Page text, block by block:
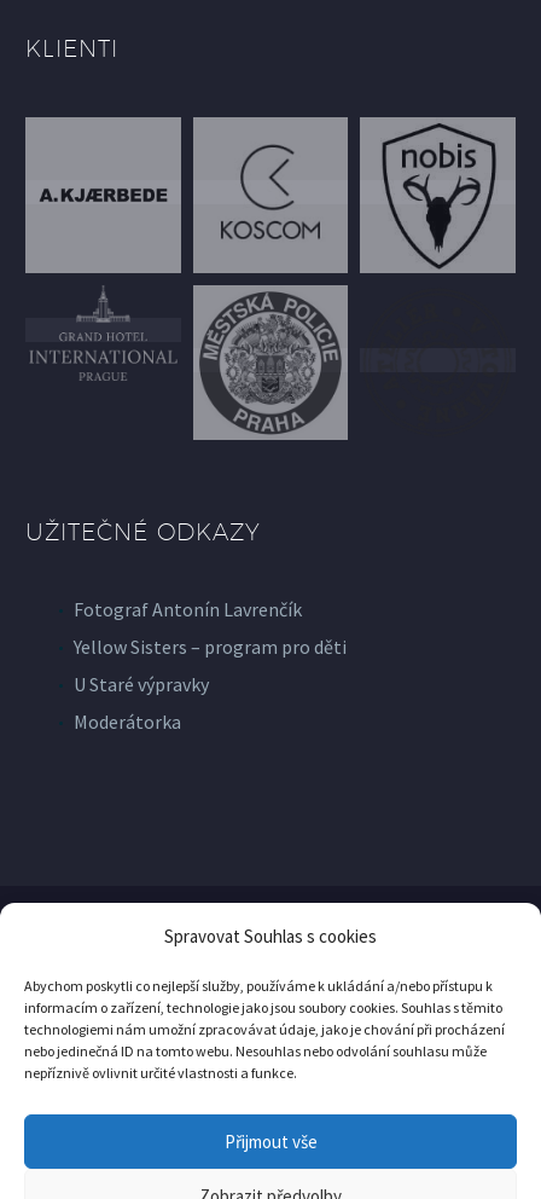
Spravovat Souhlas s cookies
Abychom poskytli co nejlepší služby, používáme k ukládání a/nebo přístupu k
informacím o zařízení, technologie jako jsou soubory cookies. Souhlas s těmito
technologiemi nám umožní zpracovávat údaje, jako je chování při procházení
nebo jedinečná ID na tomto webu. Nesouhlas nebo odvolání souhlasu může
nepříznivě ovlivnit určité vlastnosti a funkce.
Přijmout vše
KLIENTI
UŽITEČNÉ ODKAZY
Fotograf Antonín Lavrenčík
Yellow Sisters – program pro děti
U Staré výpravky
Moderátorka
Zásady cookies (EU)